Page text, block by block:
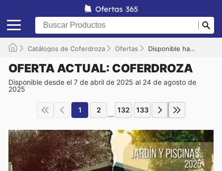
Catálogos de Coferdroza Ofertas Disponible hasta el 24/08/2025
OFERTA ACTUAL: COFERDROZA
Disponible desde el 7 de abril de 2025 al 24 de agosto de
2025
1 2 ... 132 133